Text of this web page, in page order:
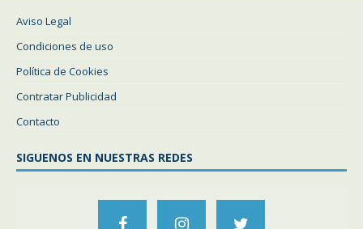
Aviso Legal
Condiciones de uso
Política de Cookies
Contratar Publicidad
Contacto
SIGUENOS EN NUESTRAS REDES